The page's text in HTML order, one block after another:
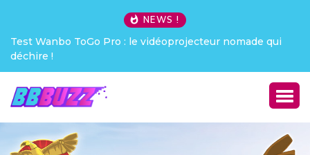
NEWS !
nomade qui
Creative Pebble X : j’ai été choqué !